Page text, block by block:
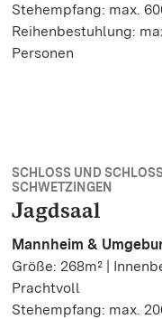
Stehempfang: max.
Reihenbestuhlung:
Personen
SCHLOSS UND
SCHWETZINGEN
Jagdsaal
Mannheim &
Größe: 268m² |
Prachtvoll
Stehempfang: max.